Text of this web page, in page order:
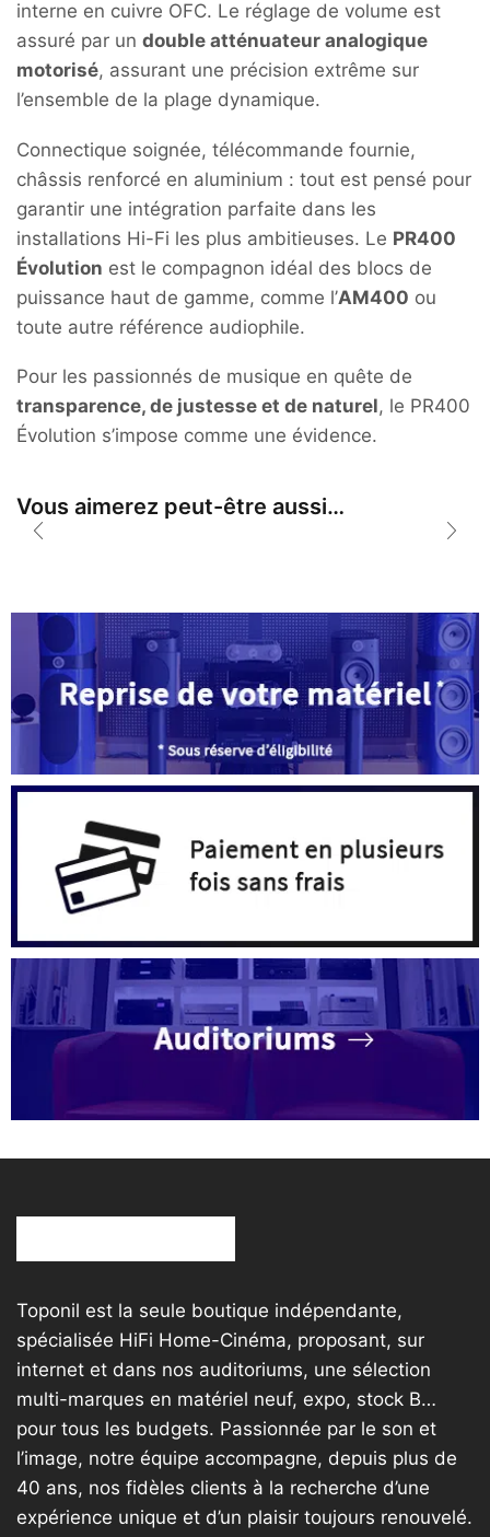
interne en cuivre OFC. Le réglage de volume est
assuré par un double atténuateur analogique
motorisé, assurant une précision extrême sur
l’ensemble de la plage dynamique.
Connectique soignée, télécommande fournie,
châssis renforcé en aluminium : tout est pensé pour
garantir une intégration parfaite dans les
installations Hi-Fi les plus ambitieuses. Le PR400
Évolution est le compagnon idéal des blocs de
puissance haut de gamme, comme l’AM400 ou
toute autre référence audiophile.
Pour les passionnés de musique en quête de
transparence, de justesse et de naturel, le PR400
Évolution s’impose comme une évidence.
Vous aimerez peut-être aussi…
Toponil est la seule boutique indépendante,
spécialisée HiFi Home-Cinéma, proposant, sur
internet et dans nos auditoriums, une sélection
multi-marques en matériel neuf, expo, stock B…
pour tous les budgets. Passionnée par le son et
l’image, notre équipe accompagne, depuis plus de
40 ans, nos fidèles clients à la recherche d’une
expérience unique et d’un plaisir toujours renouvelé.